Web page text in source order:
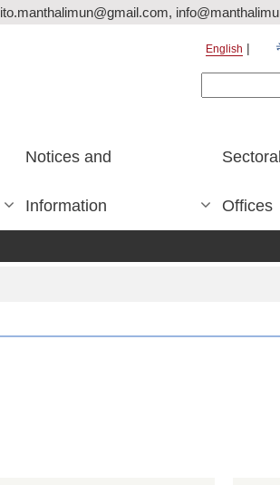
ito.manthalimun@gmail.com,
English
Notices and
Information
Sectoral
Offices